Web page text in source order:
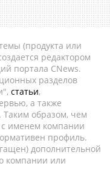
(продукта или
редактором
портала CNews.
разделов
статьи,
а также
Таким образом, чем
именем компании
профиль.
дополнительной
компании или